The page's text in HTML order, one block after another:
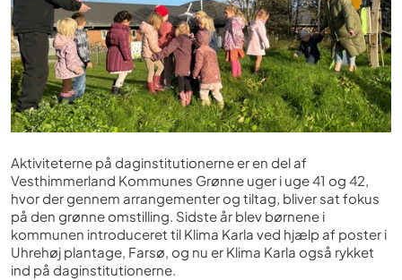
Aktiviteterne på daginstitutionerne er en del af
Vesthimmerland Kommunes Grønne uger i uge 41 og 42,
hvor der gennem arrangementer og tiltag, bliver sat fokus
på den grønne omstilling. Sidste år blev børnene i
kommunen introduceret til Klima Karla ved hjælp af poster i
Uhrehøj plantage, Farsø, og nu er Klima Karla også rykket
ind på daginstitutionerne.